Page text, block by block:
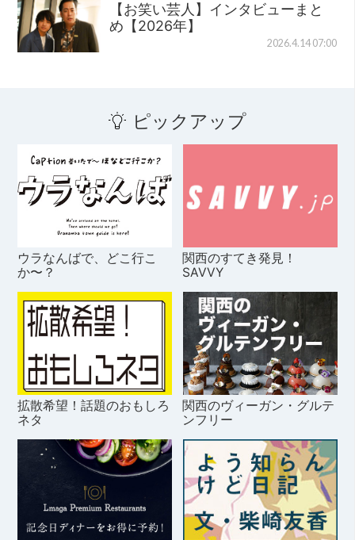
【お笑い芸人】インタビューまと
め【2026年】
2026.4.14 07:00
ピックアップ
ウラなんばで、どこ行こ
か〜？
関西のすてき発見！
SAVVY
拡散希望！話題のおもしろ
ネタ
関西のヴィーガン・グルテ
ンフリー